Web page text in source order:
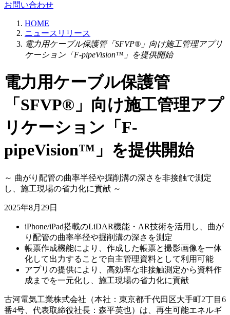
お問い合わせ
HOME
ニュースリリース
電力用ケーブル保護管「SFVP®」向け施工管理アプリ
ケーション「F-pipeVision™」を提供開始
電力用ケーブル保護管
「SFVP®」向け施工管理アプ
リケーション「F-
pipeVision™」を提供開始
～ 曲がり配管の曲率半径や掘削溝の深さを非接触で測定
し、施工現場の省力化に貢献 ～
2025年8月29日
iPhone/iPad搭載のLiDAR機能・AR技術を活用し、曲が
り配管の曲率半径や掘削溝の深さを測定
帳票作成機能により、作成した帳票と撮影画像を一体
化して出力することで自主管理資料として利用可能
アプリの提供により、高効率な非接触測定から資料作
成までを一元化し、施工現場の省力化に貢献
古河電気工業株式会社（本社：東京都千代田区大手町2丁目6
番4号、代表取締役社長：森平英也）は、再生可能エネルギ